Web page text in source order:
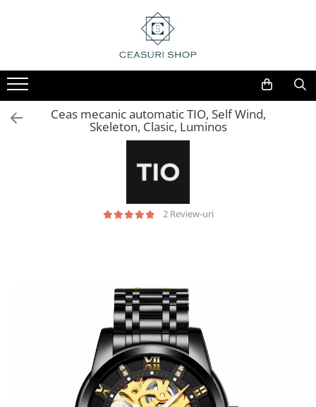
Ceas mecanic automatic TIO, Self Wind,
Skeleton, Clasic, Luminos
2 Review-uri